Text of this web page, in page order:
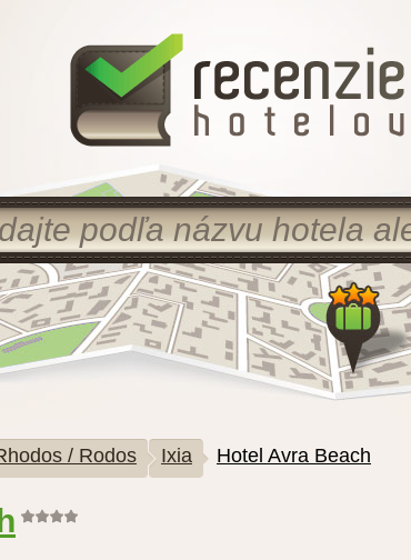
/ Rodos Ixia Hotel Avra Beach